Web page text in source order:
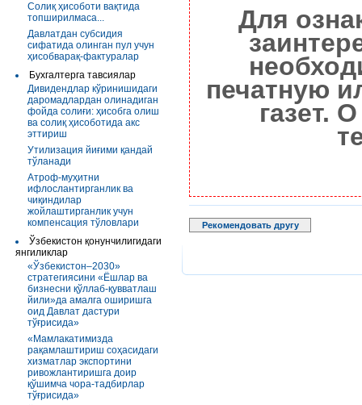
Солиқ ҳисоботи вақтида
топширилмаса...
Давлатдан субсидия
сифатида олинган пул учун
ҳисобварақ-фактуралар
Бухгалтерга тавсиялар
Дивидендлар кўринишидаги
даромадлардан олинадиган
фойда солиғи: ҳисобга олиш
ва солиқ ҳисоботида акс
эттириш
Утилизация йиғими қандай
тўланади
Атроф-муҳитни
ифлослантирганлик ва
чиқиндилар
жойлаштирганлик учун
компенсация тўловлари
Ўзбекистон қонунчилигидаги
янгиликлар
«Ўзбекистон–2030»
стратегиясини «Ёшлар ва
бизнесни қўллаб-қувватлаш
йили»да амалга оширишга
оид Давлат дастури
тўғрисида»
«Мамлакатимизда
рақамлаштириш соҳасидаги
хизматлар экспортини
ривожлантиришга доир
қўшимча чора-тадбирлар
тўғрисида»
Для
печатную
газет.
Рекомендовать другу